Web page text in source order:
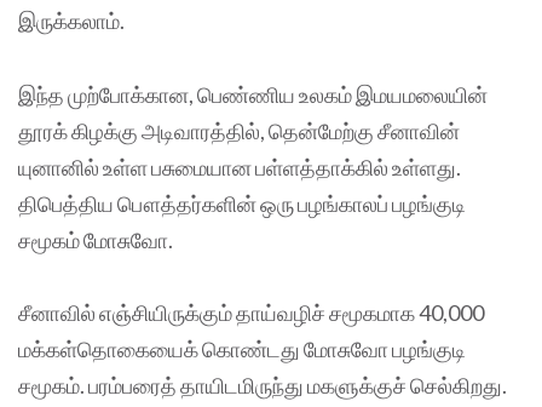
இருக்கலாம்.
இந்த முற்போக்கான, பெண்ணிய உலகம் இமயமலையின்
தூரக் கிழக்கு அடிவாரத்தில், தென்மேற்கு சீனாவின்
யுனானில் உள்ள பசுமையான பள்ளத்தாக்கில் உள்ளது.
திபெத்திய பௌத்தர்களின் ஒரு பழங்காலப் பழங்குடி
சமூகம் மோசுவோ.
சீனாவில் எஞ்சியிருக்கும் தாய்வழிச் சமூகமாக 40,000
மக்கள்தொகையைக் கொண்டது மோசுவோ பழங்குடி
சமூகம். பரம்பரைத் தாயிடமிருந்து மகளுக்குச் செல்கிறது.